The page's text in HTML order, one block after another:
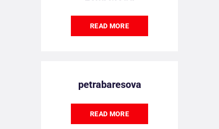
READ MORE
petrabaresova
READ MORE